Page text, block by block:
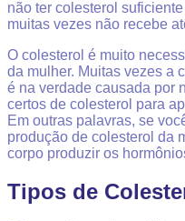
não ter colesterol
muitas vezes não recebe
O colesterol é muito
da mulher. Muitas vezes a
é na verdade causada por
certos de colesterol para
Em outras palavras, se
produção de colesterol da
corpo produzir os
Tipos de